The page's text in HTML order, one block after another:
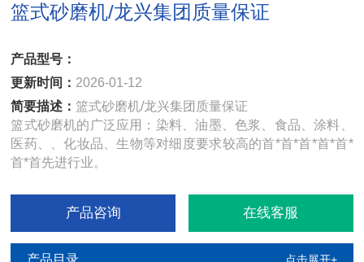
篮式砂磨机/龙兴集团质量保证
产品型号：
更新时间： 2026-01-12
简要描述：篮式砂磨机/龙兴集团质量保证
篮式砂磨机的广泛应用：染料、油墨、色浆、食品、涂料、
医药、、化妆品、生物等对细度要求较高的首*首*首*首*首*
首*首先进行业。
产品咨询 在线客服
产品目录